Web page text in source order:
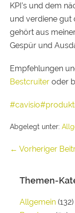
KPI’s und dem
und verdiene gut
gehört aus
Gespür und
Empfehlungen
Bestcruiter oder
#cavisio
Abgelegt unter:
← Vorheriger
Themen-
Allgemein (132)